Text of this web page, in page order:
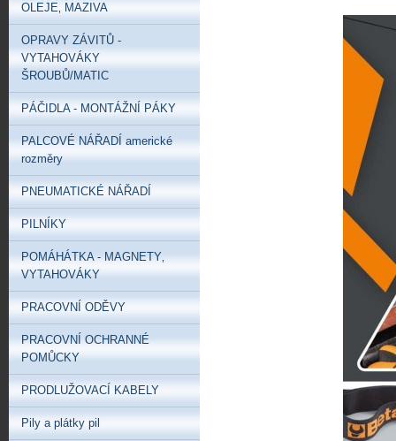
OLEJE‚ MAZIVA
OPRAVY ZÁVITŮ -
VYTAHOVÁKY
ŠROUBŮ/MATIC
PÁČIDLA - MONTÁŽNÍ PÁKY
PALCOVÉ NÁŘADÍ americké
rozměry
PNEUMATICKÉ NÁŘADÍ
PILNÍKY
POMÁHÁTKA - MAGNETY‚
VYTAHOVÁKY
PRACOVNÍ ODĚVY
PRACOVNÍ OCHRANNÉ
POMŮCKY
PRODLUŽOVACÍ KABELY
Pily a plátky pil